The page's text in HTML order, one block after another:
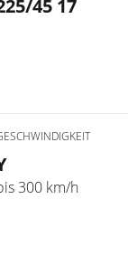
45 17
300 km/h